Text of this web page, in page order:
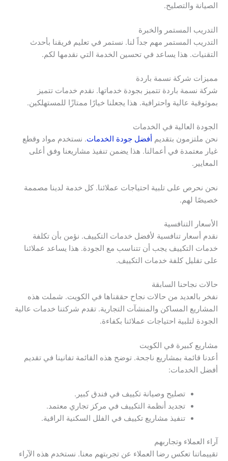
الصيانة والتصليح.
التدريب المستمر والخبرة
التدريب المستمر مهم جداً لنا. نستمر في تعليم فريقنا بأحدث
التقنيات. هذا يساعد في تحسين الخدمة التي نقدمها لكم.
مميزات شركة نسمة باردة
شركة نسمة باردة تتميز بجودة خدماتها. نقدم خدمات تتميز
بموثوقية عالية واحترافية. هذا يجعلنا خيارًا ممتازًا للمستهلكين.
الجودة العالية في الخدمات
نحن ملتزمون بتقديم أفضل جودة الخدمات. نستخدم مواد وقطع
غيار معتمدة في أعمالنا. هذا يضمن تنفيذ مشاريعنا وفق أعلى
المعايير.
نحن نحرص على تلبية احتياجات عملائنا. كل خدمة لدينا مصممة
خصيصًا لهم.
الأسعار التنافسية
نقدم أسعار تنافسية لأفضل خدمات التكييف. نؤمن بأن تكلفة
خدمات التكييف يجب أن تتناسب مع الجودة. هذا يساعد عملائنا
على تقليل كلفة خدمات التكييف.
حالات نجاحنا السابقة
نفخر بالعديد من حالات نجاح حققناها في الكويت. شملت هذه
المشاريع المساكن والمنشآت التجارية. تقدم شركتنا خدمات عالية
الجودة لتلبية احتياجات عملائنا بكفاءة.
مشاريع كبيرة في الكويت
أعدنا قائمة بمشاريع ناجحة. توضح هذه القائمة تفانينا في تقديم
أفضل الخدمات:
تصليح وصيانة تكييف في فندق كبير.
تجديد أنظمة التكييف في مركز تجاري معتمد.
تنفيذ مشاريع تكييف في الفلل السكنية الراقية.
آراء العملاء وتجاربهم
تقييماتنا تعكس رضا العملاء عن تجربتهم معنا. نستخدم هذه الآراء